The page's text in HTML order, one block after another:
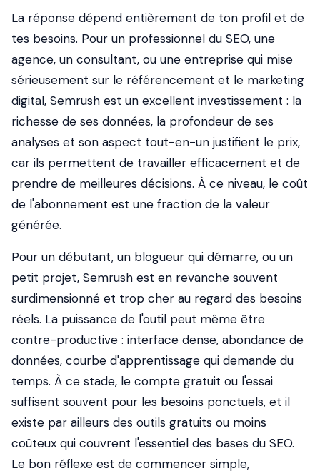
La réponse dépend entièrement de ton profil et de
tes besoins. Pour un professionnel du SEO, une
agence, un consultant, ou une entreprise qui mise
sérieusement sur le référencement et le marketing
digital, Semrush est un excellent investissement : la
richesse de ses données, la profondeur de ses
analyses et son aspect tout-en-un justifient le prix,
car ils permettent de travailler efficacement et de
prendre de meilleures décisions. À ce niveau, le coût
de l'abonnement est une fraction de la valeur
générée.
Pour un débutant, un blogueur qui démarre, ou un
petit projet, Semrush est en revanche souvent
surdimensionné et trop cher au regard des besoins
réels. La puissance de l'outil peut même être
contre-productive : interface dense, abondance de
données, courbe d'apprentissage qui demande du
temps. À ce stade, le compte gratuit ou l'essai
suffisent souvent pour les besoins ponctuels, et il
existe par ailleurs des outils gratuits ou moins
coûteux qui couvrent l'essentiel des bases du SEO.
Le bon réflexe est de commencer simple,